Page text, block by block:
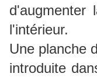
d'augmenter
l'intérieur.
Une planche
introduite